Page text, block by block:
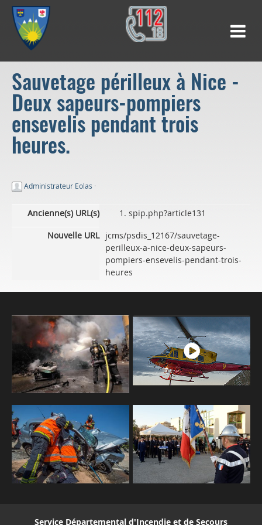
Sauvetage périlleux à Nice -
Deux sapeurs-pompiers
ensevelis pendant trois
heures.
Administrateur Eolas ·
Ancienne(s) URL(s)
spip.php?article131
Nouvelle URL jcms/psdis_12167/sauvetage-
perilleux-a-nice-deux-sapeurs-
pompiers-ensevelis-pendant-trois-
heures
Service Départemental d'Incendie et de Secours